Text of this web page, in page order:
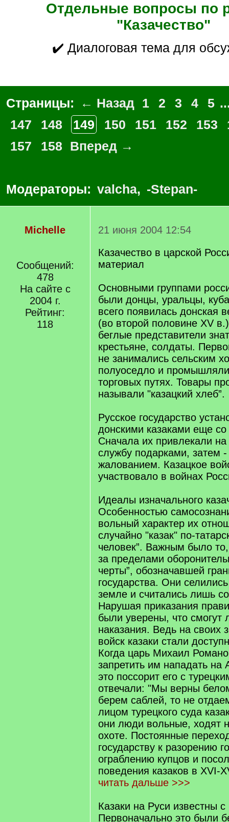
Отдельные вопросы по
"Казачество"
✔️ Диалоговая тема для
Страницы: ← Назад 1 2 3 4 5
147
148 149 150 151 152 153
157
158 Вперед →
Модераторы: valcha, -Stepan-
Michelle
Сообщений:
478
На сайте с
2004 г.
Рейтинг:
118
21 июня 2004 12:54
Казачество в царской
материал
Основными группами
были донцы, уральцы,
всего появилась донская
(во второй половине XV
беглые представители
крестьяне, солдаты.
не занимались сельским
полуоседло и
торговых путях. Товары
называли "казацкий хлеб”.
Русское государство
донскими казаками еще
Сначала их привлекали на
службу подарками, затем
жалованием. Казацкое
участвовало в войнах
Идеалы изначального
Особенностью
вольный характер их
случайно "казак" по-
человек”. Важным было
за пределами
черты”, обозначавшей
государства. Они
земле и считались лишь
Нарушая приказания
были уверены, что смогут
наказания. Ведь на своих
войск казаки стали
Когда царь Михаил
запретить им нападать на
это поссорит его с
отвечали: "Мы верны
берем саблей, то не
лицом турецкого суда
они люди вольные, ходят
охоте. Постоянные
государству к разорению
ограблению купцов и
поведения казаков в XVI-
читать дальше >>>
Казаки на Руси известны с
Первоначально это были